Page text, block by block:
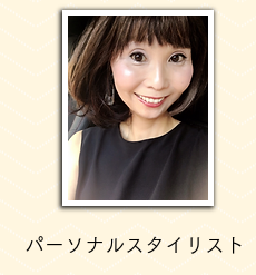
パーソナルスタイリスト